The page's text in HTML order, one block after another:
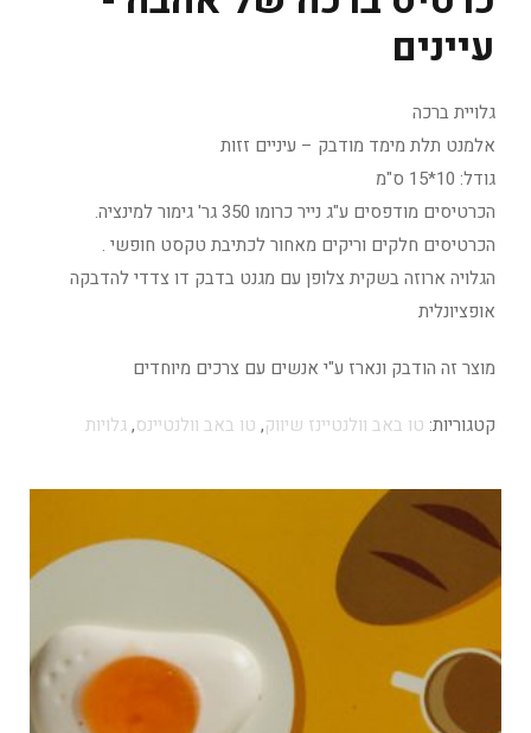
עיינים
גלויית ברכה
אלמנט תלת מימד מודבק – עיניים זזות
גודל: 10*15 ס"מ
הכרטיסים מודפסים ע"ג נייר כרומו 350 גר' גימור למינציה.
הכרטיסים חלקים וריקים מאחור לכתיבת טקסט חופשי .
הגלויה ארוזה בשקית צלופן עם מגנט בדבק דו צדדי להדבקה
אופציונלית
מוצר זה הודבק ונארז ע"י אנשים עם צרכים מיוחדים
קטגוריות: טו באב וולנטיינז שיווק, טו באב וולנטיינס,גלויות